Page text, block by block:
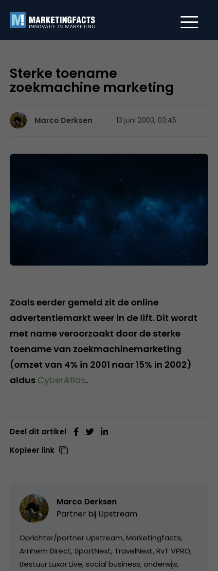
Sterke toename
zoekmachine marketing
Marco Derksen 13 juni 2003, 03:45
Zoals eerder gemeld zit de online
advertentiemarkt weer in de lift. Dit wordt
met name veroorzaakt door de sterke
toename van zoekmachinemarketing
(omzet van 4% in 2001 naar 15% in 2002)
aldus CyberAtlas.
Deel dit artikel
Kopieer link
Marco Derksen
Partner bij Upstream
Oprichter/partner Upstream, Marketingfacts,
Arnhem Direct, SportNext, TravelNext, RvT VPRO,
Bestuur Luxor Live, social business, onderwijs,